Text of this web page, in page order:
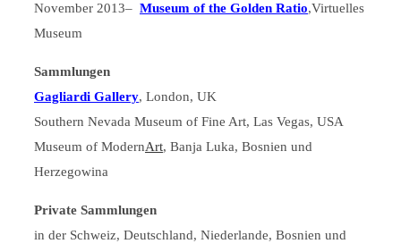
November 2013– Museum of the Golden Ratio,Virtuelles
Museum
Sammlungen
Gagliardi Gallery, London, UK
Southern Nevada Museum of Fine Art, Las Vegas, USA
Museum of ModernArt, Banja Luka, Bosnien und
Herzegowina
Private Sammlungen
in der Schweiz, Deutschland, Niederlande, Bosnien und